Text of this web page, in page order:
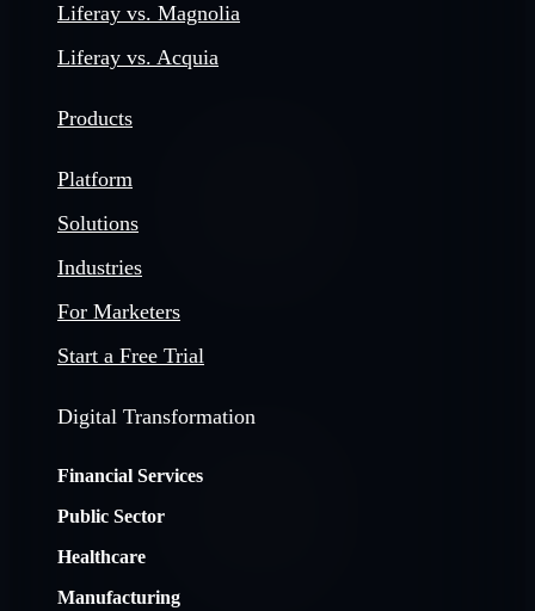
Liferay vs. Magnolia
Liferay vs. Acquia
Products
Platform
Solutions
Industries
For Marketers
Start a Free Trial
Digital Transformation
Financial Services
Public Sector
Healthcare
Manufacturing